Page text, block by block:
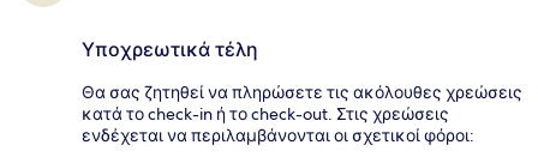
Υποχρεωτικά τέλη
Θα σας ζητηθεί να πληρώσετε τις ακόλουθες χρεώσεις
κατά το check-in ή το check-out. Στις χρεώσεις
ενδέχεται να περιλαμβάνονται οι σχετικοί φόροι: